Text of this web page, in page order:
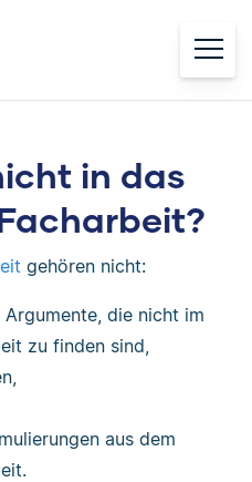
in das
gehören nicht:
die nicht im
zu finden sind,
aus dem